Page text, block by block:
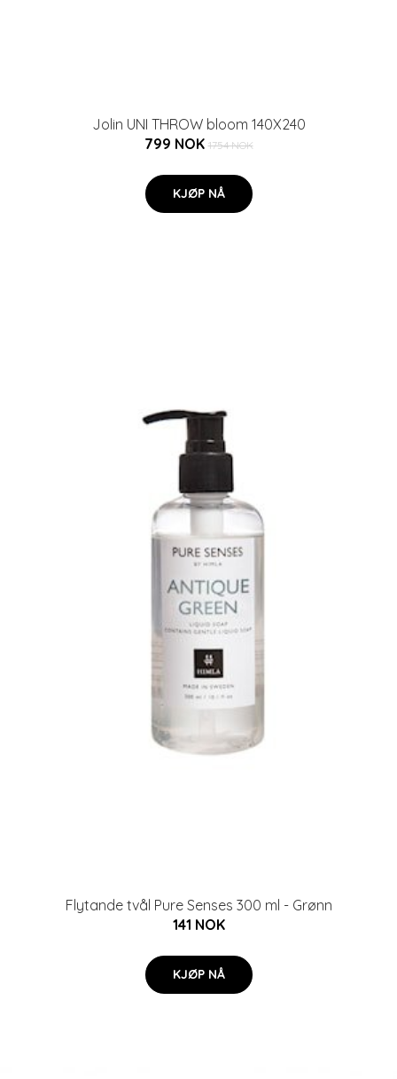
Jolin UNI THROW bloom 140X240
799 NOK 1754 NOK
KJØP NÅ
Flytande tvål Pure Senses 300 ml - Grønn
141 NOK
KJØP NÅ